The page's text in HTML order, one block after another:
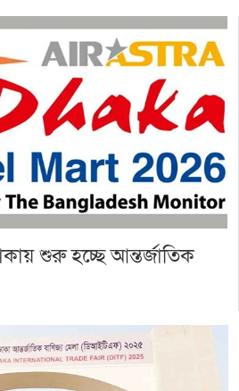
শুরু হচ্ছে আন্তর্জাতিক